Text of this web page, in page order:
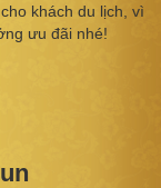
khách du lịch, vì
ưu đãi nhé!